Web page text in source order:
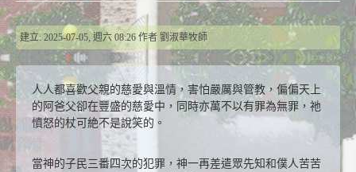
建立: 2025-07-05, 週六 08:26 作者 劉淑華牧師
人人都喜歡父親的慈愛與溫情，害怕嚴厲與管教，偏偏天上
的阿爸父卻在豐盛的慈愛中，同時亦萬不以有罪為無罪，祂
憤怒的杖可絶不是說笑的。
當神的子民三番四次的犯罪，神一再差遣眾先知和僕人苦苦